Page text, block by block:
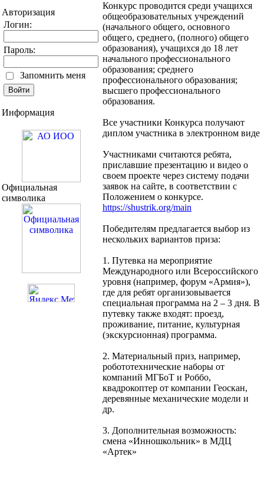
Авторизация
Логин:
Пароль:
Запомнить меня
Информация
Официальная
символика
Конкурс проводится среди учащихся
общеобразовательных учреждений
(начального общего, основного
общего, среднего, (полного) общего
образования), учащихся до 18 лет
начального профессионального
образования; среднего
профессионального образования;
высшего профессионального
образования.
Все участники Конкурса получают
диплом участника в электронном виде
Участниками считаются ребята,
приславшие презентацию и видео о
своем проекте через систему подачи
заявок на сайте, в соответствии с
Положением о конкурсе.
https://shustrik.org/main
Победителям предлагается выбор из
нескольких вариантов приза:
1. Путевка на мероприятие
Международного или Всероссийского
уровня (например, форум «Армия»),
где для ребят организовывается
специальная программа на 2 – 3 дня. В
путевку также входят: проезд,
проживание, питание, культурная
(экскурсионная) программа.
2. Материальный приз, например,
робототехнические наборы от
компаний МГБоТ и Роббо,
квадрокоптер от компании Геоскан,
деревянные механические модели и
др.
3. Дополнительная возможность:
смена «Инношкольник» в МДЦ
«Артек»